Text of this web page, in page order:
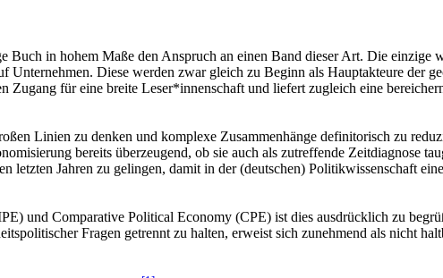
in hohem Maße den Anspruch an einen Band dieser Art. Die einzige
Diese werden zwar gleich zu Beginn als Hauptakteure der
für eine breite Leser*innenschaft und liefert zugleich eine
Linien zu denken und komplexe Zusammenhänge definitorisch zu
bereits überzeugend, ob sie auch als zutreffende Zeitdiagnose
Jahren zu gelingen, damit in der (deutschen) Politikwissenschaft
und Comparative Political Economy (CPE) ist dies ausdrücklich zu
Fragen getrennt zu halten, erweist sich zunehmend als nicht